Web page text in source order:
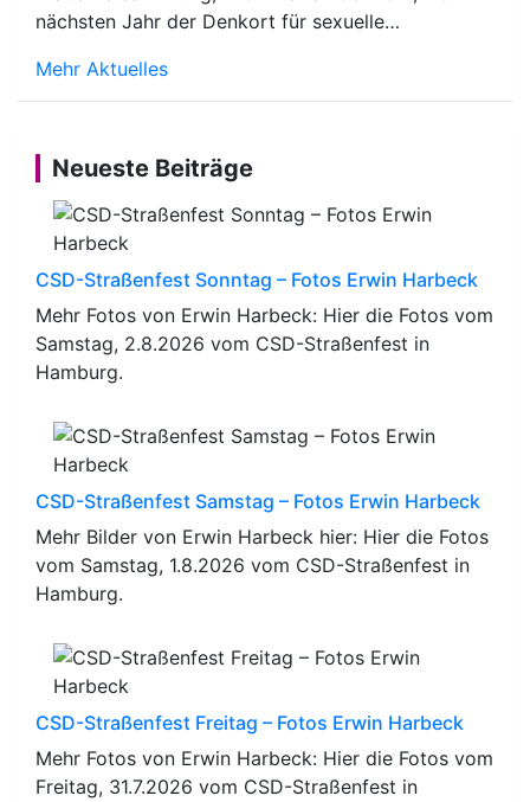
nächsten Jahr der Denkort für sexuelle…
Mehr Aktuelles
Neueste Beiträge
CSD-Straßenfest Sonntag – Fotos Erwin Harbeck
Mehr Fotos von Erwin Harbeck: Hier die Fotos vom
Samstag, 2.8.2026 vom CSD-Straßenfest in
Hamburg.
CSD-Straßenfest Samstag – Fotos Erwin Harbeck
Mehr Bilder von Erwin Harbeck hier: Hier die Fotos
vom Samstag, 1.8.2026 vom CSD-Straßenfest in
Hamburg.
CSD-Straßenfest Freitag – Fotos Erwin Harbeck
Mehr Fotos von Erwin Harbeck: Hier die Fotos vom
Freitag, 31.7.2026 vom CSD-Straßenfest in